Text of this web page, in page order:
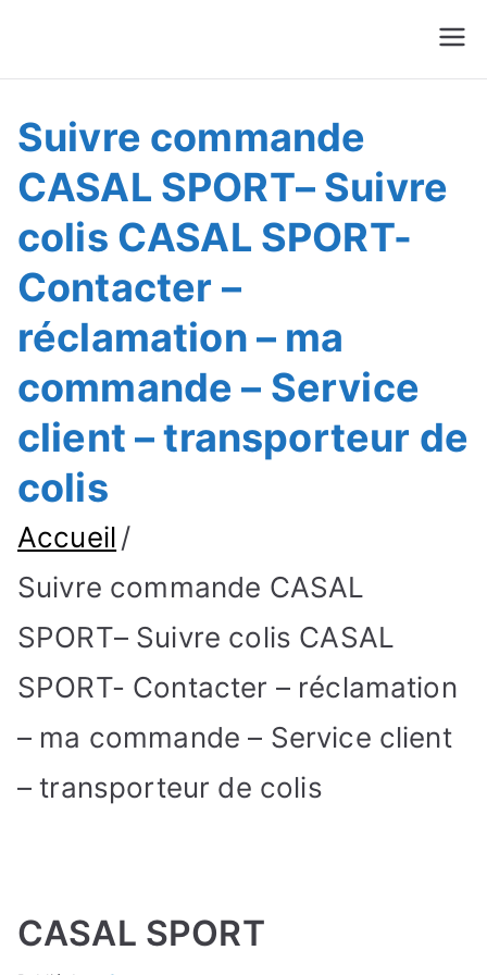
Suivre Colis - Suivre
Commande
Suivre commande
CASAL SPORT– Suivre
colis CASAL SPORT-
Contacter –
réclamation – ma
commande – Service
client – transporteur de
colis
Accueil
Suivre commande CASAL
SPORT– Suivre colis CASAL
SPORT- Contacter – réclamation
– ma commande – Service client
– transporteur de colis
CASAL SPORT